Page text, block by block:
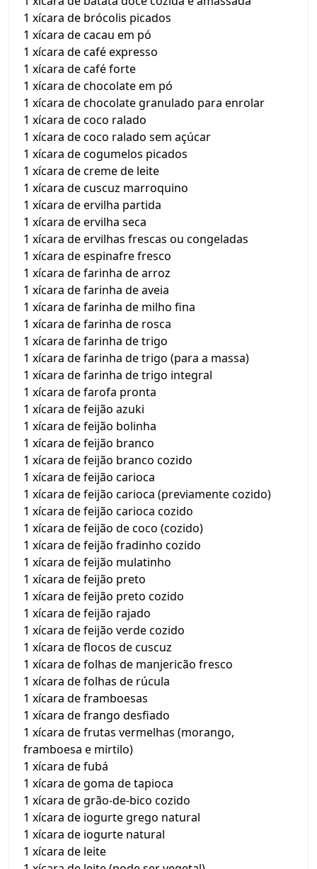
1 xícara de brócolis picados
1 xícara de cacau em pó
1 xícara de café expresso
1 xícara de café forte
1 xícara de chocolate em pó
1 xícara de chocolate granulado para enrolar
1 xícara de coco ralado
1 xícara de coco ralado sem açúcar
1 xícara de cogumelos picados
1 xícara de creme de leite
1 xícara de cuscuz marroquino
1 xícara de ervilha partida
1 xícara de ervilha seca
1 xícara de ervilhas frescas ou congeladas
1 xícara de espinafre fresco
1 xícara de farinha de arroz
1 xícara de farinha de aveia
1 xícara de farinha de milho fina
1 xícara de farinha de rosca
1 xícara de farinha de trigo
1 xícara de farinha de trigo (para a massa)
1 xícara de farinha de trigo integral
1 xícara de farofa pronta
1 xícara de feijão azuki
1 xícara de feijão bolinha
1 xícara de feijão branco
1 xícara de feijão branco cozido
1 xícara de feijão carioca
1 xícara de feijão carioca (previamente cozido)
1 xícara de feijão carioca cozido
1 xícara de feijão de coco (cozido)
1 xícara de feijão fradinho cozido
1 xícara de feijão mulatinho
1 xícara de feijão preto
1 xícara de feijão preto cozido
1 xícara de feijão rajado
1 xícara de feijão verde cozido
1 xícara de flocos de cuscuz
1 xícara de folhas de manjericão fresco
1 xícara de folhas de rúcula
1 xícara de framboesas
1 xícara de frango desfiado
1 xícara de frutas vermelhas (morango,
framboesa e mirtilo)
1 xícara de fubá
1 xícara de goma de tapioca
1 xícara de grão-de-bico cozido
1 xícara de iogurte grego natural
1 xícara de iogurte natural
1 xícara de leite